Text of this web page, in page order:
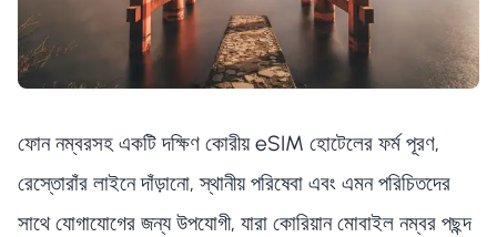
ফোন নম্বরসহ একটি দক্ষিণ কোরীয় eSIM হোটেলের ফর্ম পূরণ,
রেস্তোরাঁর লাইনে দাঁড়ানো, স্থানীয় পরিষেবা এবং এমন পরিচিতদের
সাথে যোগাযোগের জন্য উপযোগী, যারা কোরিয়ান মোবাইল নম্বর পছন্দ